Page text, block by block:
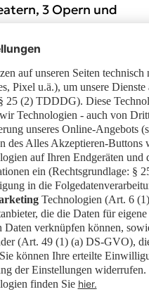
3 Opern und
mit vielen
an attraktiven
machen
bietet
Fahrschein
die Stadt und in
Angeboten sowie viele